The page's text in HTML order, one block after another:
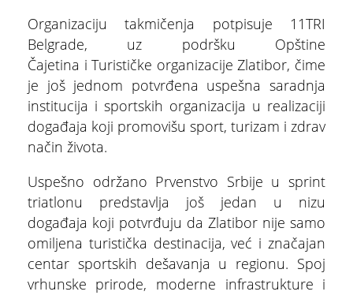
Organizaciju takmičenja potpisuje 11TRI
Belgrade, uz podršku Opštine
Čajetina i Turističke organizacije Zlatibor, čime
je još jednom potvrđena uspešna saradnja
institucija i sportskih organizacija u realizaciji
događaja koji promovišu sport, turizam i zdrav
način života.
Uspešno održano Prvenstvo Srbije u sprint
triatlonu predstavlja još jedan u nizu
događaja koji potvrđuju da Zlatibor nije samo
omiljena turistička destinacija, već i značajan
centar sportskih dešavanja u regionu. Spoj
vrhunske prirode, moderne infrastrukture i
ŠTA
VIDETI FEATURED